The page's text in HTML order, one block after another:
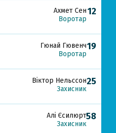
12
Ахмет Сен
Воротар
19
Гюнай Гювенч
Воротар
25
Віктор Нельссон
Захисник
58
Алі Єсилюрт
Захисник